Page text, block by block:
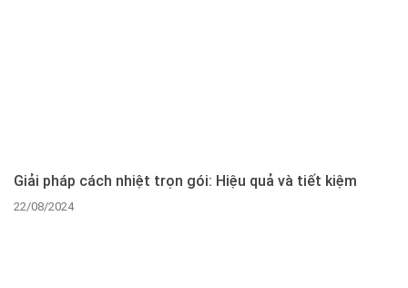
Giải pháp cách nhiệt trọn gói: Hiệu quả và tiết kiệm
22/08/2024